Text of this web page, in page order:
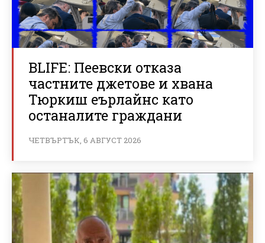
BLIFE: Пеевски отказа
частните джетове и хвана
Тюркиш еърлайнс като
останалите граждани
ЧЕТВЪРТЪК, 6 АВГУСТ 2026